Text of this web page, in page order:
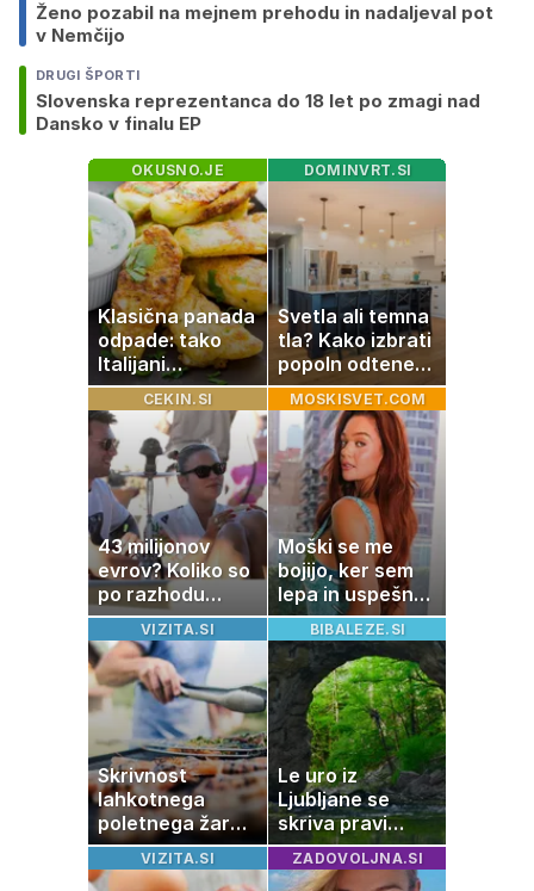
Ženo pozabil na mejnem prehodu in nadaljeval pot
v Nemčijo
DRUGI ŠPORTI
Slovenska reprezentanca do 18 let po zmagi nad
Dansko v finalu EP
OKUSNO.JE
Klasična panada
odpade: tako
Italijani
pripravijo
slastne ocvrte
bučke
DOMINVRT.SI
Svetla ali temna
tla? Kako izbrati
popoln odtenek
za vaš dom
CEKIN.SI
43 milijonov
evrov? Koliko so
po razhodu
zahtevale ali
prejele
partnerice
športnih
zvezdnikov
MOSKISVET.COM
Moški se me
bojijo, ker sem
lepa in uspešna:
Misica razkrila,
zakaj je še
vedno samska
VIZITA.SI
Skrivnost
lahkotnega
poletnega žara,
po katerem ne
boste
BIBALEZE.SI
Le uro iz
Ljubljane se
skriva pravi
naravni čudež:
izlet, ki bo
VIZITA.SI ZADOVOLJNA.SI